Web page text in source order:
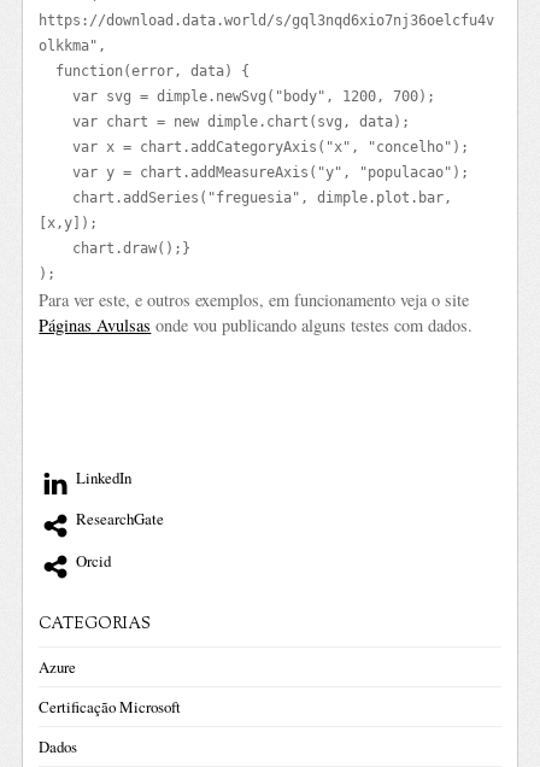
https://download.data.world/s/gql3nqd6xio7nj36oelcfu4v
olkkma",
    var svg = dimple.newSvg("body", 1200, 700);
    var chart = new dimple.chart(svg, data);
    var x = chart.addCategoryAxis("x", "concelho");
    var y = chart.addMeasureAxis("y", "populacao");
[x,y]);
);
Para ver este, e outros exemplos, em funcionamento veja o site
Páginas Avulsas onde vou publicando alguns testes com dados.
LinkedIn
ResearchGate
Orcid
CATEGORIAS
Azure
Certificação Microsoft
Dados